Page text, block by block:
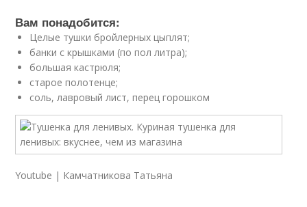
Вам понадобится:
Целые тушки бройлерных цыплят;
банки с крышками (по пол литра);
большая кастрюля;
старое полотенце;
соль, лавровый лист, перец горошком
Youtube | Камчатникова Татьяна